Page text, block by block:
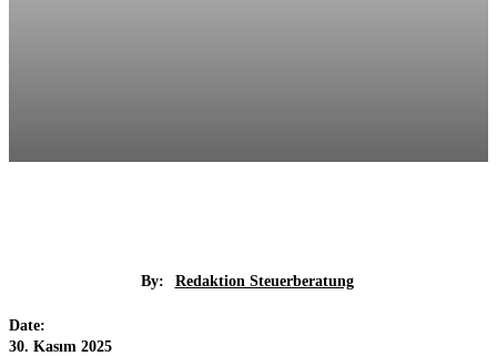
By: Redaktion Steuerberatung
Date:
30. Kasım 2025